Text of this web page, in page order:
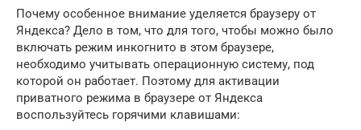
Почему особенное внимание уделяется браузеру от
Яндекса? Дело в том, что для того, чтобы можно было
включать режим инкогнито в этом браузере,
необходимо учитывать операционную систему, под
которой он работает. Поэтому для активации
приватного режима в браузере от Яндекса
воспользуйтесь горячими клавишами: